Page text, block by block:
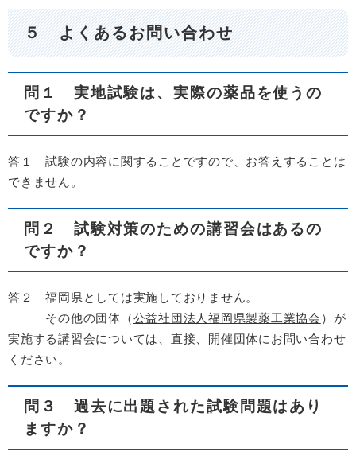
５ よくあるお問い合わせ
問１ 実地試験は、実際の薬品を使うの
ですか？
答１ 試験の内容に関することですので、お答えすることは
できません。
問２ 試験対策のための講習会はあるの
ですか？
答２ 福岡県としては実施しておりません。
その他の団体（公益社団法人福岡県製薬工業協会 ）が
実施する講習会については、直接、開催団体にお問い合わせ
ください。
問３ 過去に出題された試験問題はあり
ますか？